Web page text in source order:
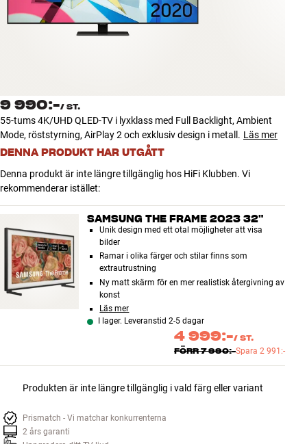
Tillbehör
NYHETER
ERBJUDANDEN
Hitta Butik
Kundtjänst
Bygg med ljud
Företag
9 990:-/ ST.
55-tums 4K/UHD QLED-TV i lyxklass med Full Backlight, Ambient
Mode, röststyrning, AirPlay 2 och exklusiv design i metall. Läs mer
DENNA PRODUKT HAR UTGÅTT
Denna produkt är inte längre tillgänglig hos HiFi Klubben. Vi
rekommenderar istället:
SAMSUNG THE FRAME 2023 32"
Unik design med ett otal möjligheter att visa
bilder
Ramar i olika färger och stilar finns som
extrautrustning
Ny matt skärm för en mer realistisk återgivning av
konst
Läs mer
I lager. Leveranstid 2-5 dagar
4 999:-/ ST.
FÖRR7 990:-Spara 2 991:-
Produkten är inte längre tillgänglig i vald färg eller variant
Prismatch - Vi matchar konkurrenterna
2 års garanti